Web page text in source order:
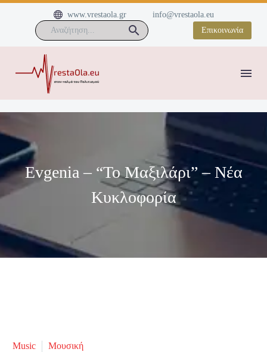

 www.vrestaola.gr
info@vrestaola.eu
Επικοινωνία
Evgenia – “Το Μαξιλάρι” – Νέα
Κυκλοφορία
Music Μουσική